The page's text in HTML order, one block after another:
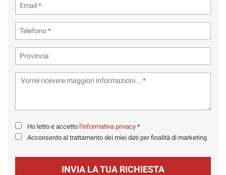
Ho letto e accetto l'informativa privacy *
Acconsento al trattamento dei miei dati per finalità di marketing
INVIA LA TUA RICHIESTA